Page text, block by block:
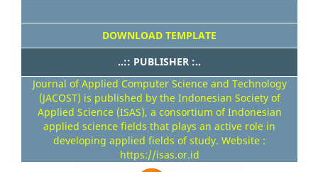
DOWNLOAD TEMPLATE
..:: PUBLISHER :..
Journal of Applied Computer Science and Technology
(JACOST) is published by the Indonesian Society of
Applied Science (ISAS), a consortium of Indonesian
applied science fields that plays an active role in
developing applied fields of study. Website :
https://isas.or.id